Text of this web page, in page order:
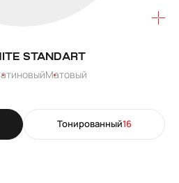
Тонированный16
STANDART
Матовый